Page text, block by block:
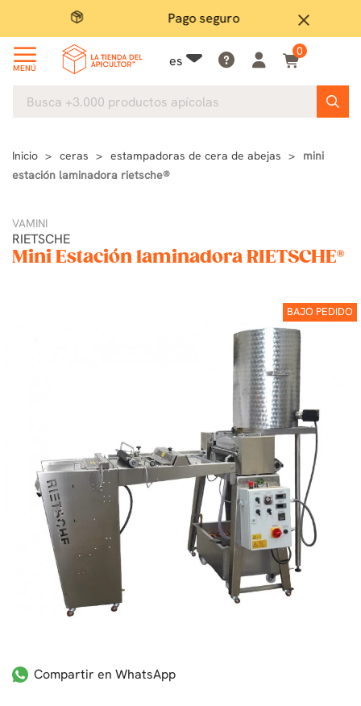
close
Pago seguro
MENÚ es
0
Inicio ceras estampadoras de cera de abejas
mini
estación laminadora rietsche®
VAMINI
RIETSCHE
Mini Estación laminadora RIETSCHE®
BAJO PEDIDO
Compartir en WhatsApp